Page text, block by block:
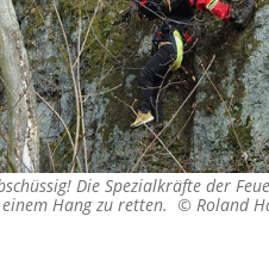
Die Spezialkräfte der
einem Hang zu retten. © Roland